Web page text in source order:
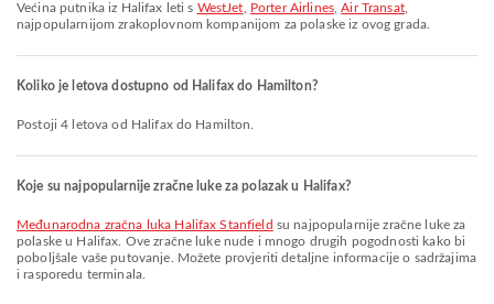
Većina putnika iz Halifax leti s WestJet Porter Airlines ,Air Transat,
najpopularnijom zrakoplovnom kompanijom za polaske iz ovog grada.
Koliko je letova dostupno od Halifax do Hamilton?
Postoji 4 letova od Halifax do Hamilton.
Koje su najpopularnije zračne luke za polazak u Halifax?
Međunarodna zračna luka Halifax Stanfield su najpopularnije zračne luke za
polaske u Halifax. Ove zračne luke nude i mnogo drugih pogodnosti kako bi
poboljšale vaše putovanje. Možete provjeriti detaljne informacije o sadržajima
i rasporedu terminala.